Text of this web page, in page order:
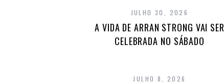
JULHO 30, 2026
A VIDA DE ARRAN STRONG VAI SER
CELEBRADA NO SÁBADO
JULHO 8, 2026